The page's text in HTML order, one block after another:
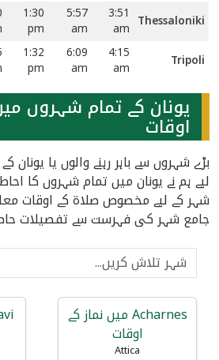
Thessaloniki
3:51
am
5:57
am
1:30
pm
Tripoli
4:15
am
6:09
am
1:32
pm
یونان کے تمام شہروں
اوقات
بڑے شہروں سے باہر رہنے والوں یا یونان
لیے ہم نے یونان میں تمام شہروں کا
شہر کے لیے مخصوص صلاۃ کے اوقات
جامع شہر کی فہرست سے تفصیلات
Acharnes میں نماز کے
اوقات
Attica